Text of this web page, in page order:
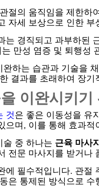
절의 움직임을 제한
자세 보상으로 인한
는 경직되고 과부하된
만성 염증 및 퇴행성
하는 습관과 기술을
결과를 초래하여 장
이완시키
것은 좋은 이동성을 유
으며, 이를 통해 효과
술 중 하나는 근육 마사
전문 마사지를 받거
에 필수적입니다. 관절
은 통제된 방식으로